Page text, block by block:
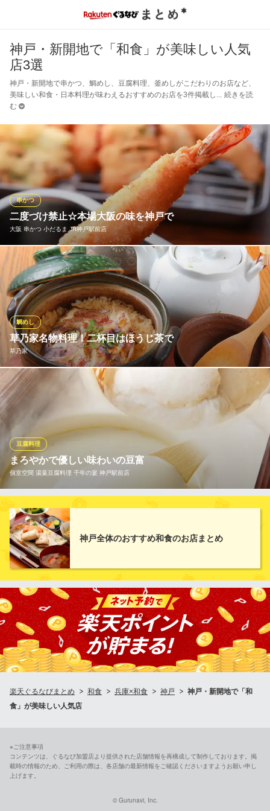
神戸・新開地で「和食」が美味しい人気
店3選
神戸・新開地で串かつ、鯛めし、豆腐料理、釜めしがこだわりのお店など、
美味しい和食・日本料理が味わえるおすすめのお店を3件掲載し
続きを読
む
二度づけ禁止☆本場大阪の味を神戸で
大阪 串かつ 小だるま JR神戸駅前店
串かつ
1本80円～♪なにわのソウルフード、大阪名物の串カツを神戸駅前
で気軽に堪能！鹿児島県産の「茶美豚」や佐賀県産の「赤鶏」を
はじめ、旬に応じた厳選食材を、熟練職人が特製の衣＆油でカラ
ッと揚げていきます。辛くない口当たりに仕上げた、秘伝のソー
スをたっぷり付けてどうぞ。もちろん、二度づけ禁止ですよ☆
大阪 串かつ 小だるま JR神戸駅前店
串カツ全国のB級グルメ
ＪＲ神戸線神戸駅北口 徒歩1分
兵庫県神戸市中央区相生町4-3-1
草乃家名物料理！二杯目はほうじ茶で
草乃家
鯛めし
鯛の頭や腹骨を使い、鯛からの旨みを引き出しながら、厚手の土
鍋で炊き上げる鯛飯は、草乃家自慢の一品です。 絶妙な味付けと
火加減は、料理人の腕の見せどころ。ふっくらと炊きあがったご
飯には、昆布やかつお、鯛の旨みがしっかりと染み込んでいま
す。 お越しいただいたお客様の大半に御注文いただいておりま
す！
旬の和創作料理
ＪＲ東海道・山陽本線神戸駅 徒歩2分
兵庫県神戸市中央区栄町通7-1-10 エクセレンス西元町1F
まろやかで優しい味わいの豆富
個室空間 湯葉豆腐料理 千年の宴 神戸駅前店
豆腐料理
「青森オオスズ大豆」「秋田リュウホウ大豆」、二つの国産大豆
の旨味から生まれた豊かな味わい。ミネラル分を含んだ「藻塩に
がり」を加えることで二つの国産大豆本来の旨味を更に引きだし
ています。「冷やし手作り豆富」はその美味しさを存分に感じる
ことができます。
個室空間 湯葉豆腐料理 千年の宴 神戸駅前店
豆腐海鮮料理個室居酒屋
ＪＲ神戸線神戸駅北口 徒歩2分
兵庫県神戸市中央区多聞通3-3-1 神戸アークプラザビルB1
神戸全体のおすすめ和食のお店まとめ
楽天ぐるなびまとめ 和食 兵庫×和食 神戸
神戸・新開地で「和
食」が美味しい人気店
※ご注意事項
コンテンツは、ぐるなび加盟店より提供された店舗情報を再構成して制作しております。掲
載時の情報のため、ご利用の際は、各店舗の最新情報をご確認くださいますようお願い申し
上げます。
© Gurunavi, Inc.